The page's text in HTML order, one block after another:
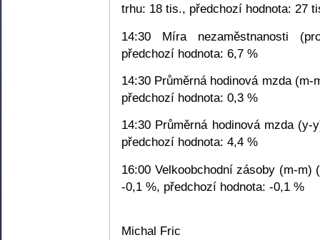
trhu: 18 tis., předchozí hodnota: 27
14:30 Míra nezaměstnanosti
předchozí hodnota: 6,7 %
14:30 Průměrná hodinová mzda
předchozí hodnota: 0,3 %
14:30 Průměrná hodinová mzda
předchozí hodnota: 4,4 %
16:00 Velkoobchodní zásoby (m-
-0,1 %, předchozí hodnota: -0,1 %
Michal Fric